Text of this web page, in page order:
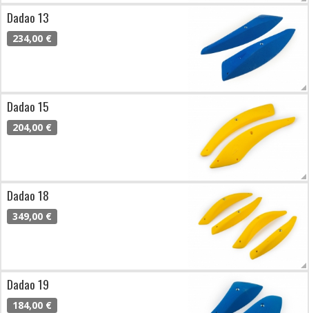
Dadao 13
234,00 €
Dadao 15
204,00 €
Dadao 18
349,00 €
Dadao 19
184,00 €